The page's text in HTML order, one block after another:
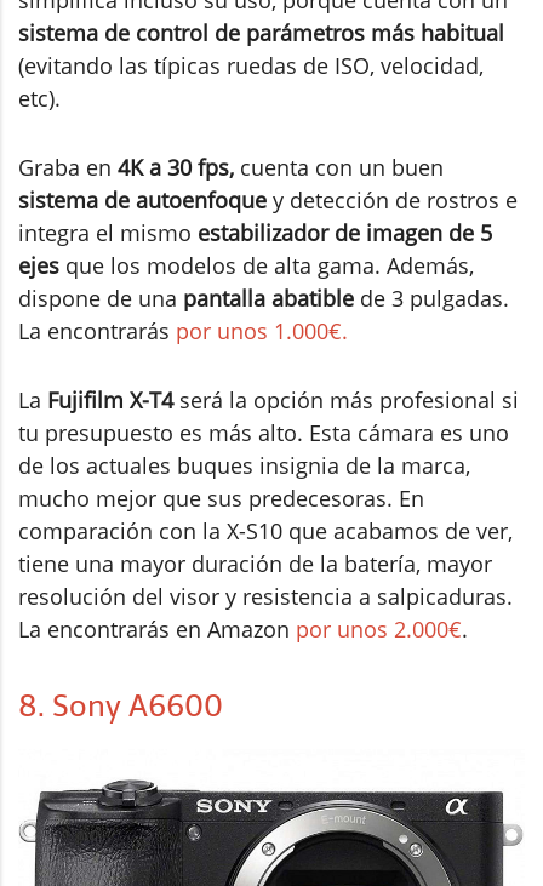
sistema de control de parámetros más habitual
(evitando las típicas ruedas de ISO, velocidad,
etc).
Graba en 4K a 30 fps, cuenta con un buen
sistema de autoenfoque y detección de rostros e
integra el mismo estabilizador de imagen de 5
ejes que los modelos de alta gama. Además,
dispone de una pantalla abatible de 3 pulgadas.
La encontrarás por unos 1.000€.
La Fujifilm X-T4será la opción más profesional si
tu presupuesto es más alto. Esta cámara es uno
de los actuales buques insignia de la marca,
mucho mejor que sus predecesoras. En
comparación con la X-S10 que acabamos de ver,
tiene una mayor duración de la batería, mayor
resolución del visor y resistencia a salpicaduras.
La encontrarás en Amazon por unos 2.000€.
8. Sony A6600